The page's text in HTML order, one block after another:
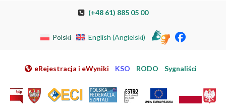
Przeskocz do nawigacji
Przejdź do mapy strony
Przejdź do elektronicznej rejestracji pacjenta
(+48 61) 885 05 00
Polski English (Angielski)
eRejestracja i eWyniki KSO RODO Sygnaliści